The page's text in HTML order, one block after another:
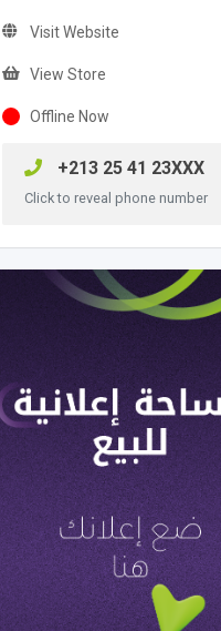
Visit Website
View Store
Offline Now
+213 25 41 23XXX
Click to reveal phone number